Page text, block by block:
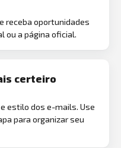
receba oportunidades
ou a página oficial.
certeiro
estilo dos e-mails. Use
para organizar seu